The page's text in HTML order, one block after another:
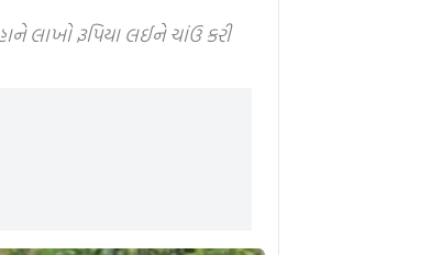
લાખો રૂપિયા લઈને ચાંઉ કરી